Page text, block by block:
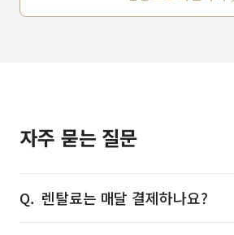
자주 묻는 질문
렌탈료는 매달 결제하나요?